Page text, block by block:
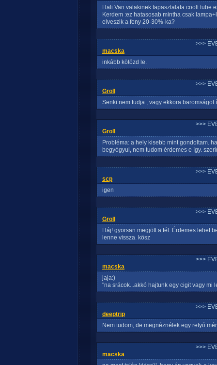
Hali.Van valakinek tapasztalata coolt tube
Kerdem :ez hatasosab mintha csak
elveszik a feny 20-30%-ka?
>>>
macska
inkább kötözd le.
>>>
Groll
Senki nem tudja , vagy ekkora baromságot
>>>
Groll
Probléma: a hely kisebb mint gondoltam.
begyógyul, nem tudom érdemes e így.
>>>
scp
igen
>>>
Groll
Háj! gyorsan megjött a tél. Érdemes lehet
lenne vissza. kösz
>>>
macska
jaja:)
"na srácok...akkó hajtunk egy cigit vagy mi
>>>
deeptrip
Nem tudom, de megnéznélek egy retyó
>>>
macska